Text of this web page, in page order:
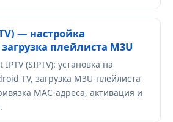
— настройка
плейлиста M3U
(SIPTV): установка на
TV, загрузка M3U-плейлиста
MAC-адреса, активация и